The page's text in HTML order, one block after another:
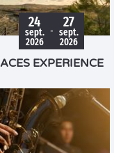
24
sept.
2026
-
27
sept.
2026
ACES EXPERIENCE